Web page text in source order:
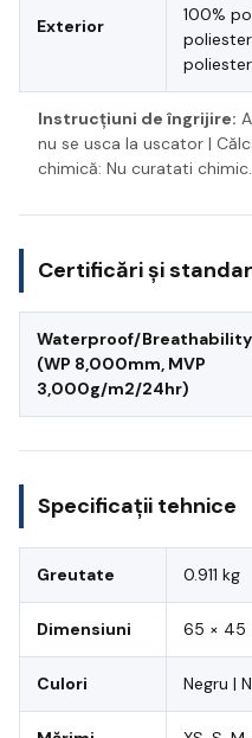
Exterior
100%
Instrucțiuni de îngrijire:
nu se usca la uscator |
chimică: Nu curatati chimic.
Certificări și
Waterproof/Breathability
(WP 8,000mm, MVP
3,000g/m2/24hr)
Specificații tehnice
Greutate 0.911 kg
Dimensiuni 65 × 45
Culori Negru |